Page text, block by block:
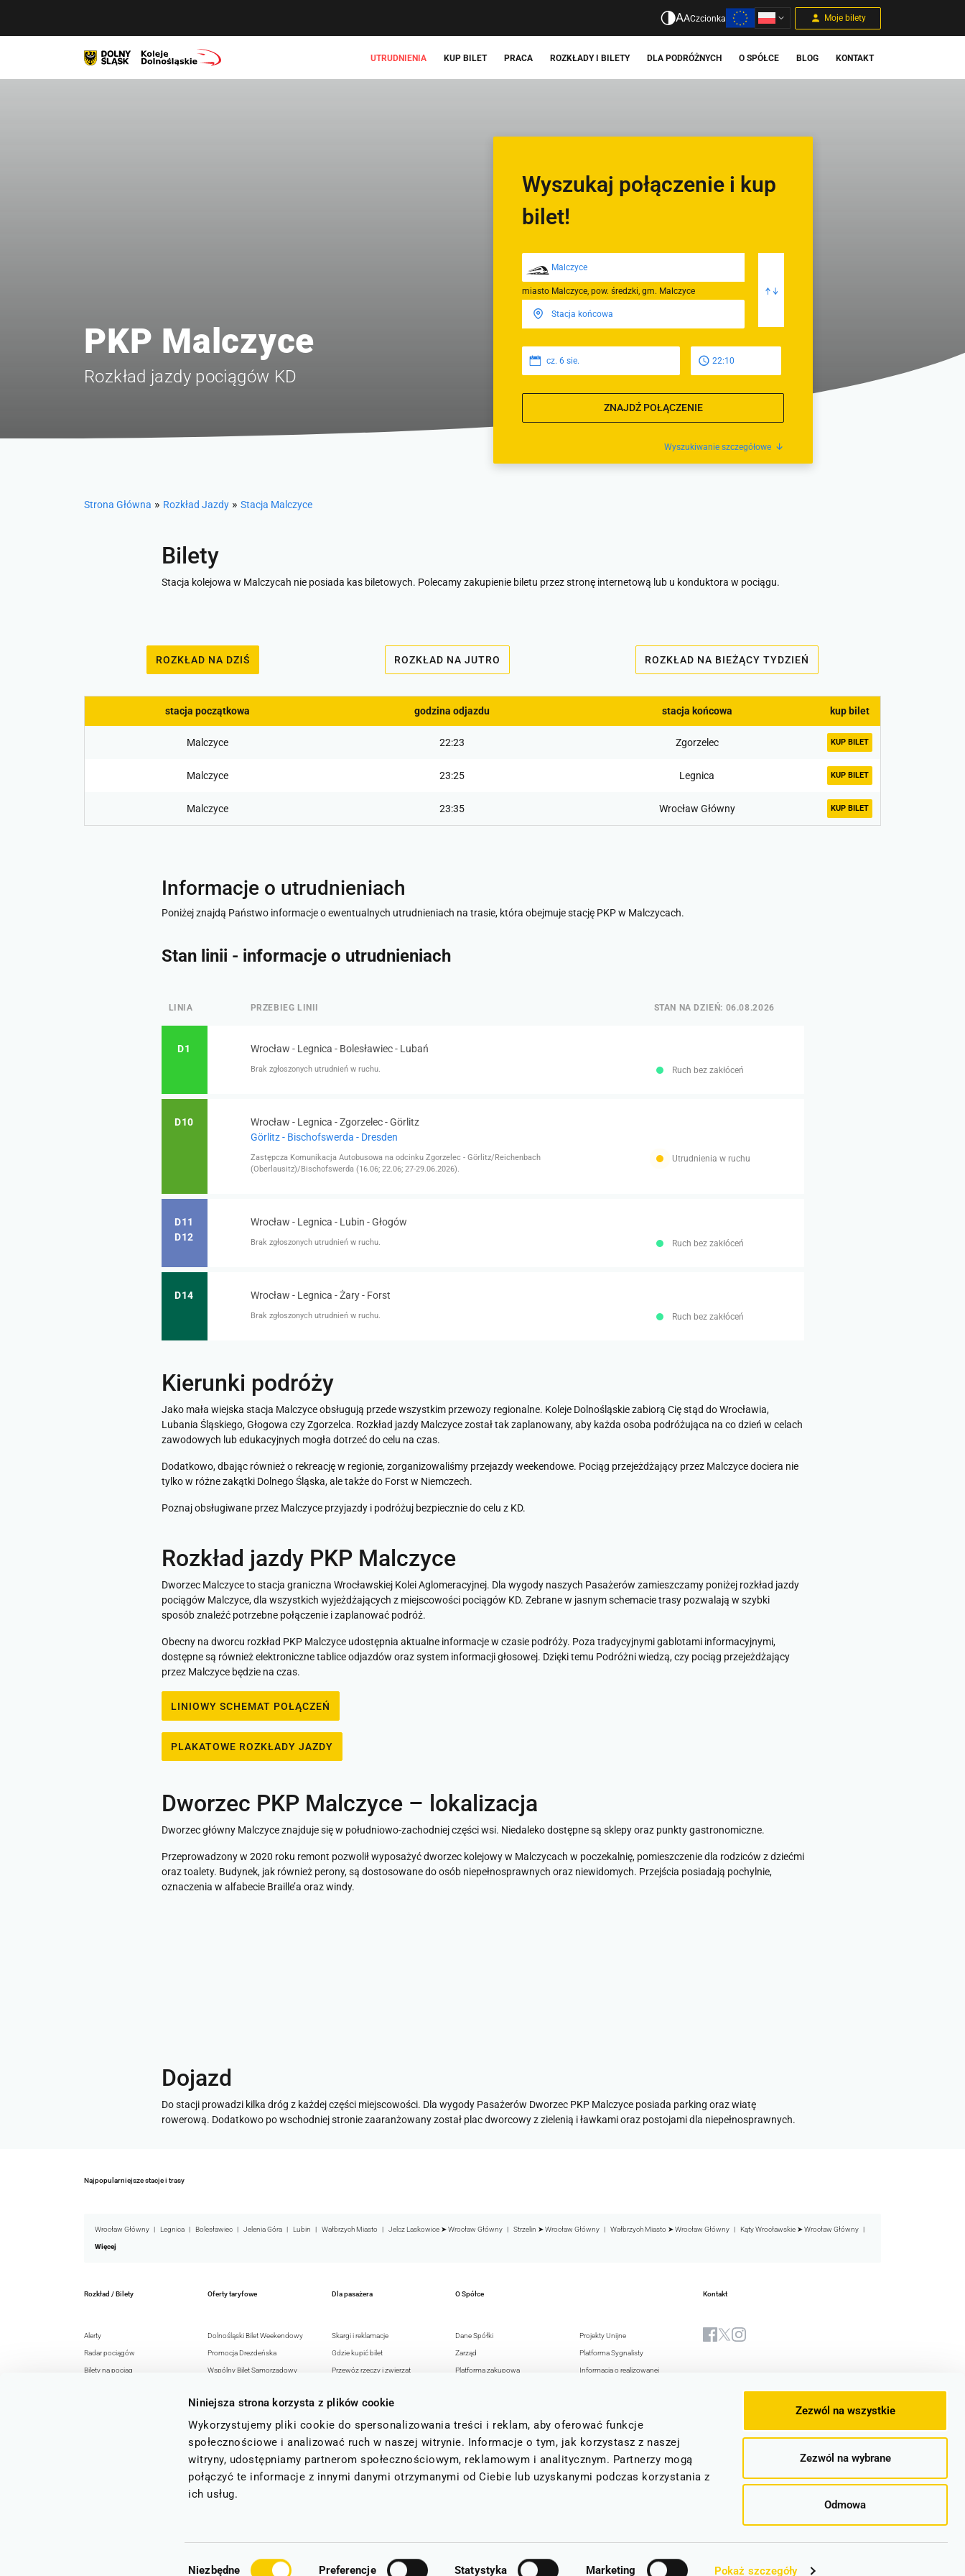
Niniejsza strona korzysta z plików cookie
Wykorzystujemy pliki cookie do spersonalizowania treści i reklam, aby oferować funkcje
społecznościowe i analizować ruch w naszej witrynie. Informacje o tym, jak korzystasz z naszej
witryny, udostępniamy partnerom społecznościowym, reklamowym i analitycznym. Partnerzy mogą
połączyć te informacje z innymi danymi otrzymanymi od Ciebie lub uzyskanymi podczas korzystania z
ich usług.
Niezbędne Preferencje Statystyka Marketing Pokaż szczegóły
Zezwól na wszystkie
Zezwól na wybrane
Odmowa
Moje bilety
AACzcionka
UTRUDNIENIA KUP BILET PRACA ROZKŁADY I BILETY DLA PODRÓŻNYCH O SPÓŁCE BLOG KONTAKT
PKP Malczyce
Rozkład jazdy pociągów KD
Wyszukaj połączenie i kup
bilet!
miasto Malczyce, pow. średzki, gm. Malczyce
cz. 6 sie. 22:10
ZNAJDŹ POŁĄCZENIE
Wyszukiwanie szczegółowe
Strona Główna » Rozkład Jazdy » Stacja Malczyce
Bilety
Stacja kolejowa w Malczycah nie posiada kas biletowych. Polecamy zakupienie biletu przez stronę internetową lub u konduktora w pociągu.
ROZKŁAD NA DZIŚ ROZKŁAD NA JUTRO ROZKŁAD NA BIEŻĄCY TYDZIEŃ
stacja początkowa godzina odjazdu stacja końcowa kup bilet
Malczyce 22:23 Zgorzelec KUP BILET
Malczyce 23:25 Legnica KUP BILET
Malczyce 23:35 Wrocław Główny KUP BILET
Informacje o utrudnieniach
Poniżej znajdą Państwo informacje o ewentualnych utrudnieniach na trasie, która obejmuje stację PKP w Malczycach.
Stan linii - informacje o utrudnieniach
LINIA PRZEBIEG LINII STAN NA DZIEŃ: 06.08.2026
D1 Wrocław - Legnica - Bolesławiec - Lubań
Brak zgłoszonych utrudnień w ruchu. Ruch bez zakłóceń
D10
Wrocław - Legnica - Zgorzelec - Görlitz
Görlitz - Bischofswerda - Dresden
Zastępcza Komunikacja Autobusowa na odcinku Zgorzelec - Görlitz/Reichenbach
(Oberlausitz)/Bischofswerda (16.06; 22.06; 27-29.06.2026).
Utrudnienia w ruchu
D11
D12
Wrocław - Legnica - Lubin - Głogów
Brak zgłoszonych utrudnień w ruchu. Ruch bez zakłóceń
D14 Wrocław - Legnica - Żary - Forst
Brak zgłoszonych utrudnień w ruchu. Ruch bez zakłóceń
Kierunki podróży
Jako mała wiejska stacja Malczyce obsługują przede wszystkim przewozy regionalne. Koleje Dolnośląskie zabiorą Cię stąd do Wrocławia,
Lubania Śląskiego, Głogowa czy Zgorzelca. Rozkład jazdy Malczyce został tak zaplanowany, aby każda osoba podróżująca na co dzień w celach
zawodowych lub edukacyjnych mogła dotrzeć do celu na czas.
Dodatkowo, dbając również o rekreację w regionie, zorganizowaliśmy przejazdy weekendowe. Pociąg przejeżdżający przez Malczyce dociera nie
tylko w różne zakątki Dolnego Śląska, ale także do Forst w Niemczech.
Poznaj obsługiwane przez Malczyce przyjazdy i podróżuj bezpiecznie do celu z KD.
Rozkład jazdy PKP Malczyce
Dworzec Malczyce to stacja graniczna Wrocławskiej Kolei Aglomeracyjnej. Dla wygody naszych Pasażerów zamieszczamy poniżej rozkład jazdy
pociągów Malczyce, dla wszystkich wyjeżdżających z miejscowości pociągów KD. Zebrane w jasnym schemacie trasy pozwalają w szybki
sposób znaleźć potrzebne połączenie i zaplanować podróż.
Obecny na dworcu rozkład PKP Malczyce udostępnia aktualne informacje w czasie podróży. Poza tradycyjnymi gablotami informacyjnymi,
dostępne są również elektroniczne tablice odjazdów oraz system informacji głosowej. Dzięki temu Podróżni wiedzą, czy pociąg przejeżdżający
przez Malczyce będzie na czas.
LINIOWY SCHEMAT POŁĄCZEŃ
PLAKATOWE ROZKŁADY JAZDY
Dworzec PKP Malczyce – lokalizacja
Dworzec główny Malczyce znajduje się w południowo-zachodniej części wsi. Niedaleko dostępne są sklepy oraz punkty gastronomiczne.
Przeprowadzony w 2020 roku remont pozwolił wyposażyć dworzec kolejowy w Malczycach w poczekalnię, pomieszczenie dla rodziców z dziećmi
oraz toalety. Budynek, jak również perony, są dostosowane do osób niepełnosprawnych oraz niewidomych. Przejścia posiadają pochylnie,
oznaczenia w alfabecie Braille’a oraz windy.
Dojazd
Do stacji prowadzi kilka dróg z każdej części miejscowości. Dla wygody Pasażerów Dworzec PKP Malczyce posiada parking oraz wiatę
rowerową. Dodatkowo po wschodniej stronie zaaranżowany został plac dworcowy z zielenią i ławkami oraz postojami dla niepełnosprawnych.
Najpopularniejsze stacje i trasy
Wrocław Główny Legnica Bolesławiec Jelenia Góra Lubin Wałbrzych Miasto Jelcz Laskowice ➤ Wrocław Główny Strzelin ➤ Wrocław Główny Wałbrzych Miasto ➤ Wrocław Główny Kąty Wrocławskie ➤ Wrocław Główny
Więcej
Rozkład / Bilety
Alerty
Radar pociągów
Bilety na pociąg
Oferty taryfowe
Dolnośląski Bilet Weekendowy
Promocja Drezdeńska
Wspólny Bilet Samorządowy
Senior 60+
Razem z KD
Archiwum ofert
Dla pasażera
Skargi i reklamacje
Gdzie kupić bilet
Przewóz rzeczy i zwierząt
niepełnosprawnością
Bezpieczeństwo pasażerów
FAQ
O Spółce
Dane Spółki
Zarząd
Platforma zakupowa
Polityka prywatności
15 lat
Projekty Unijne
Platforma Sygnalisty
Informacja o realizowanej
Polityka Bezpieczeństwa
Informacji
Status i regulamin bocznic
kolejowych
Kontakt
Biuletyn Informacji Publicznej
COPYRIGHTS BY KOLEJE DOLNOSLĄSKIE 2026. ALL RIGHTS RESERVED.
NA STRONIE WYKORZYSTANO ZDJĘCIA AUTORSTWA: WOJCIECHA GĄSIORA, GRZEGORZA JÓŹWICKIEGO ORAZ MARIUSZA PAŹDZIÓRKO.